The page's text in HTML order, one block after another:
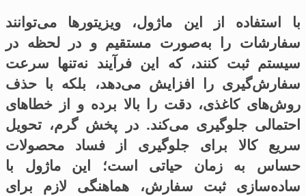
با استفاده از این ماژول، ویزیتورها می‌توانند
سفارشات را به‌صورت مستقیم و در لحظه در
سیستم ثبت کنند، که این فرآیند نه‌تنها سرعت
سفارش‌گیری را افزایش می‌دهد، بلکه با حذف
روش‌های کاغذی، دقت را بالا برده و از خطاهای
احتمالی جلوگیری می‌کند. در پخش گرم، تحویل
سریع کالا برای جلوگیری از فساد محصولات
حساس به زمان حیاتی است؛ این ماژول با
ساده‌سازی ثبت سفارش، هماهنگی لازم برای